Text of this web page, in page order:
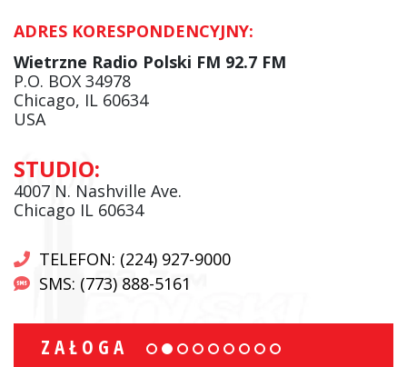
ADRES KORESPONDENCYJNY:
Wietrzne Radio Polski FM 92.7 FM
P.O. BOX 34978
Chicago, IL 60634
USA
STUDIO:
4007 N. Nashville Ave.
Chicago IL 60634
TELEFON: (224) 927-9000
SMS: (773) 888-5161
ZAŁOGA